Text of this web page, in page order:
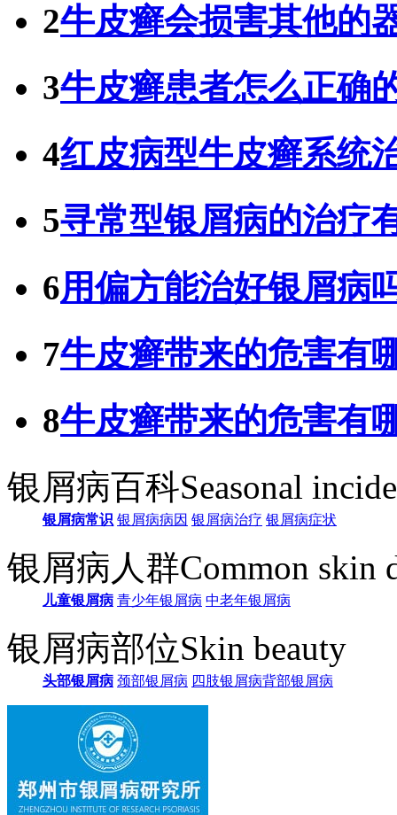
2牛皮癣会损害其他的
3牛皮癣患者怎么正确
4红皮病型牛皮癣系统
5寻常型银屑病的治疗
6用偏方能治好银屑病
7牛皮癣带来的危害有
8牛皮癣带来的危害有
银屑病百科Seasonal
银屑病常识 银屑病病因 银屑病治疗 银屑病症状
银屑病人群Common skin
儿童银屑病 青少年银屑病 中老年银屑病
银屑病部位Skin beauty
头部银屑病 颈部银屑病 四肢银屑病背部银屑病